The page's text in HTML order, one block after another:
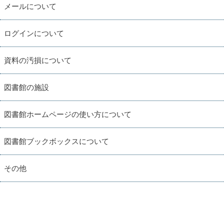
メールについて
ログインについて
資料の汚損について
図書館の施設
図書館ホームページの使い方について
図書館ブックボックスについて
その他